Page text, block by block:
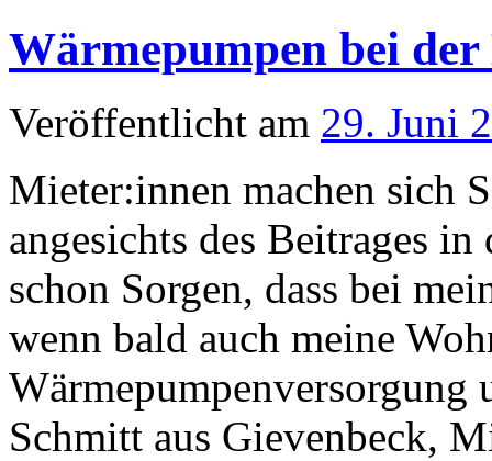
Wärmepumpen bei
Veröffentlicht am 29. Juni
Mieter:innen machen sich
angesichts des Beitrages
schon Sorgen, dass bei
wenn bald auch meine
Schmitt aus Gievenbeck,